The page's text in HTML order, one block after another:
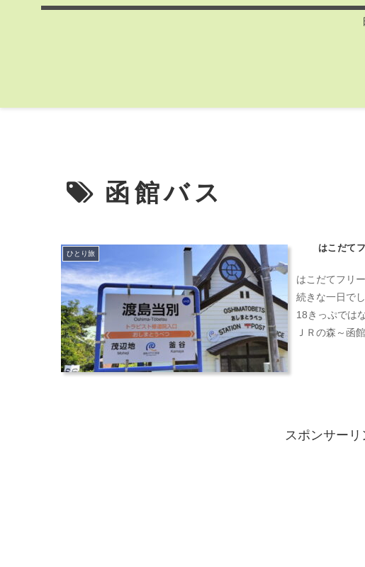
函館バス
ひとり旅
はこだて
はこだてフリ
続きな一日で
18きっぷでは
ＪＲの森～函
スポンサーリ